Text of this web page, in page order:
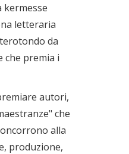
letteraria
da
che premia i
autori,
che
alla
produzione,